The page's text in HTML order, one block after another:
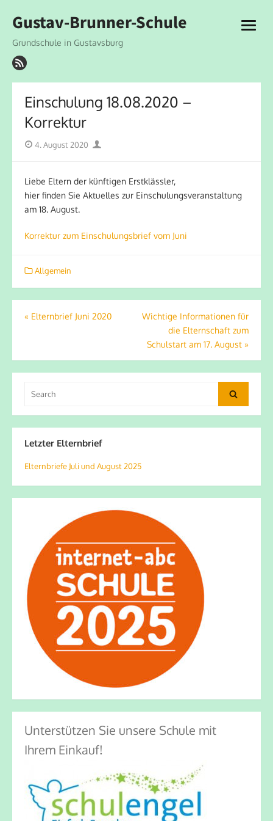
to
Gustav-Brunner-Schule
Grundschule in Gustavsburg
open
Einschulung 18.08.2020 –
Korrektur
Posted
4. August 2020 Author
Liebe Eltern der künftigen Erstklässler,
hier finden Sie Aktuelles zur Einschulungsveranstaltung
am 18. August.
Korrektur zum Einschulungsbrief vom Juni
Allgemein
Beitragsnavigation
« Elternbrief Juni 2020
Wichtige Informationen für
die Elternschaft zum
Schulstart am 17. August »
for:
Search
Letzter Elternbrief
Elternbriefe Juli und August 2025
Unterstützen Sie unsere Schule mit
Ihrem Einkauf!